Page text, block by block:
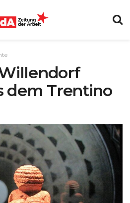
dem Trentino